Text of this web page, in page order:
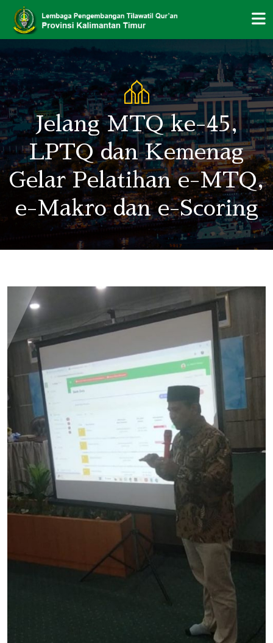
Jelang MTQ ke-45,
LPTQ dan Kemenag
Gelar Pelatihan e-MTQ,
e-Makro dan e-Scoring